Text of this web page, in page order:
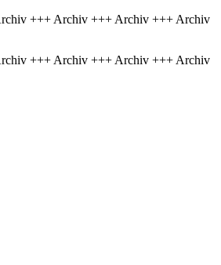
+++ Archiv +++ Archiv +++ Archiv
+++ Archiv +++ Archiv +++ Archiv